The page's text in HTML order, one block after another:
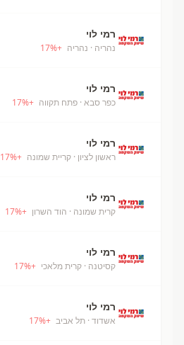
רמי לוי
נהריה · נהריה +
17%
רמי לוי
כפר סבא · פתח תקווה +
17%
רמי לוי
ראשון לציון · קריית שמונה +
17%
רמי לוי
קרית שמונה · הוד השרון +
17%
רמי לוי
קסיטנה · קרית מלאכי +
17%
רמי לוי
אשדוד · תל אביב +
17%